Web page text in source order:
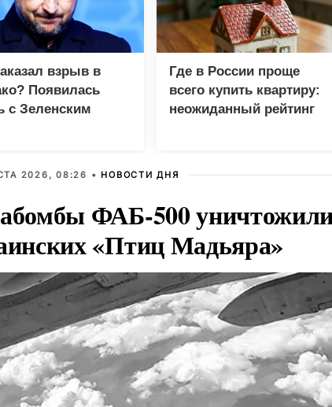
взрыв в
Появилась
с Зеленским
Где в России проще
всего купить квартиру:
неожиданный рейтинг
2026, 08:26 • НОВОСТИ ДНЯ
ФАБ-500 уничтожили
«Птиц Мадьяра»